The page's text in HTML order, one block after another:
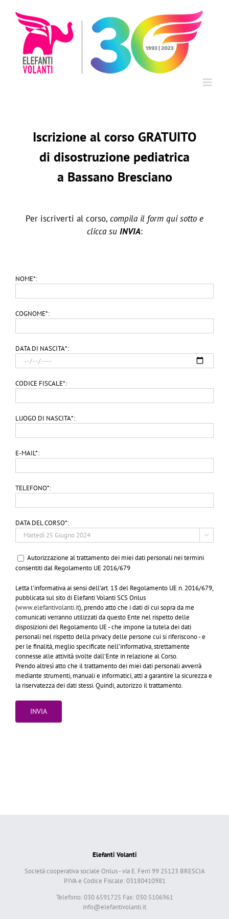
contenuto
Iscrizione al corso GRATUITO
di disostruzione pediatrica
a Bassano Bresciano
Per iscriverti al corso, compila il form qui sotto e
clicca su INVIA:
NOME*:
COGNOME*:
DATA DI NASCITA*:
CODICE FISCALE*:
LUOGO DI NASCITA*:
E-MAIL*:
TELEFONO*:
DATA DEL CORSO*:

Autorizzazione al trattamento dei miei dati personali nei termini
consentiti dal Regolamento UE 2016/679
Letta l’informativa ai sensi dell’art. 13 del Regolamento UE n. 2016/679,
pubblicata sul sito di Elefanti Volanti SCS Onlus
(www.elefantivolanti.it), prendo atto che i dati di cui sopra da me
comunicati verranno utilizzati da questo Ente nel rispetto delle
disposizioni del Regolamento UE - che impone la tutela dei dati
personali nel rispetto della privacy delle persone cui si riferiscono - e
per le finalità, meglio specificate nell’informativa, strettamente
connesse alle attività svolte dall'Ente in relazione al Corso.
Prendo altresì atto che il trattamento dei miei dati personali avverrà
mediante strumenti, manuali e informatici, atti a garantire la sicurezza e
la riservatezza dei dati stessi. Quindi, autorizzo il trattamento.
Elefanti Volanti
Società cooperativa sociale Onlus - via E. Ferri 99 25123 BRESCIA
P.IVA e Codice Fiscale: 03180410981
Telefono: 030 6591725 Fax: 030 5106961
info@elefantivolanti.it